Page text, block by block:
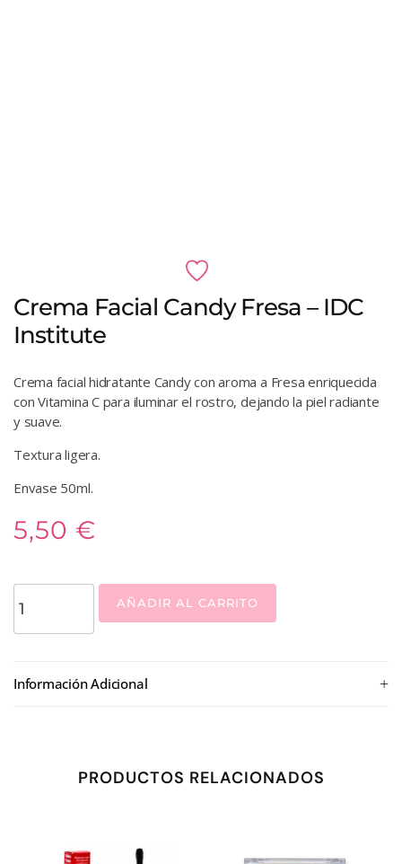
Crema Facial Candy Fresa – IDC
Institute
Crema facial hidratante Candy con aroma a Fresa enriquecida
con Vitamina C para iluminar el rostro, dejando la piel radiante
y suave.
Textura ligera.
Envase 50ml.
5,50 €
AÑADIR AL CARRITO
Información Adicional +
PRODUCTOS RELACIONADOS